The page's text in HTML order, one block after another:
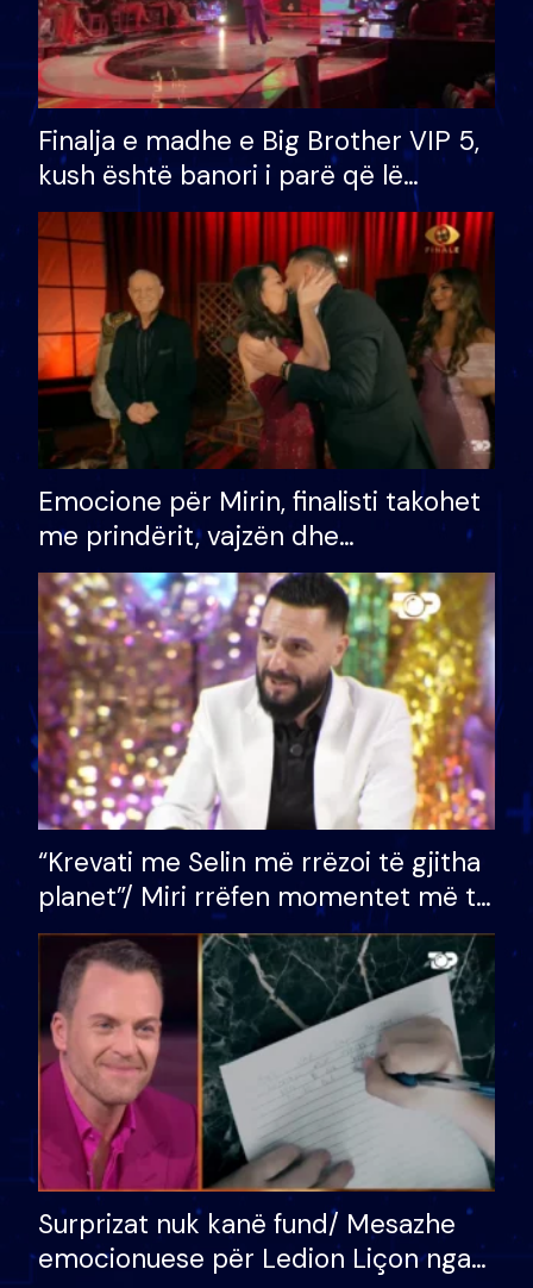
Finalja e madhe e Big Brother VIP 5,
kush është banori i parë që lë
shtëpinë dhe humb mundësinë për
të fituar çmimin e madh
Emocione për Mirin, finalisti takohet
me prindërit, vajzën dhe
bashkëshorten: S’kemi ndonjë letër
divorci apo jo?
“Krevati me Selin më rrëzoi të gjitha
planet”/ Miri rrëfen momentet më të
bukura në shtëpinë e BB VIP: Do më
mungojë zilja e mëngjesit kur…
Surprizat nuk kanë fund/ Mesazhe
emocionuese për Ledion Liçon nga